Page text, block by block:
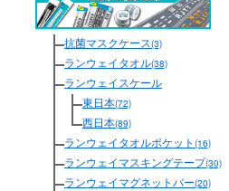
抗菌マスクケース(3)
ランウェイタオル(38)
ランウェイスケール
東日本(72)
西日本(89)
ランウェイタオルポケット (16)
ランウェイマスキングテープ(30)
ランウェイマグネットバー(20)